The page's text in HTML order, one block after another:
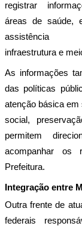
registrar
áreas de saúde,
assistência
infraestrutura e
As informações
das políticas
atenção básica
social,
permitem
acompanhar os
Prefeitura.
Integração entre
Outra frente de
federais